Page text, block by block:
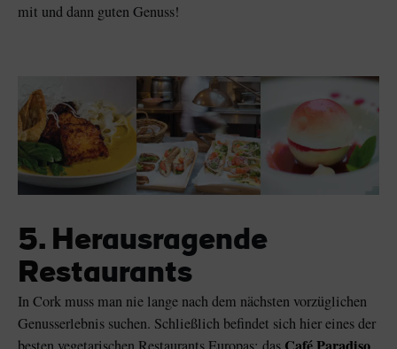
mit und dann guten Genuss!
5. Herausragende
Restaurants
In Cork muss man nie lange nach dem nächsten vorzüglichen
Genusserlebnis suchen. Schließlich befindet sich hier eines der